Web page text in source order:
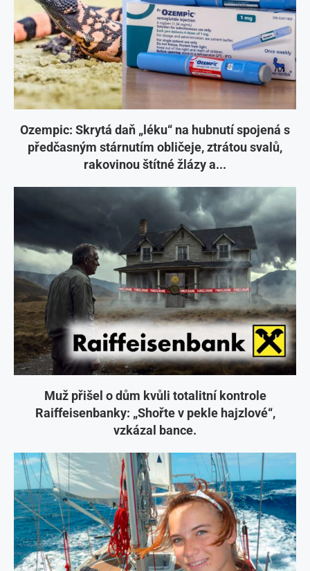
Ozempic: Skrytá daň „léku“ na hubnutí spojená s
předčasným stárnutím obličeje, ztrátou svalů,
rakovinou štítné žlázy a...
Muž přišel o dům kvůli totalitní kontrole
Raiffeisenbanky: „Shořte v pekle hajzlové“,
vzkázal bance.